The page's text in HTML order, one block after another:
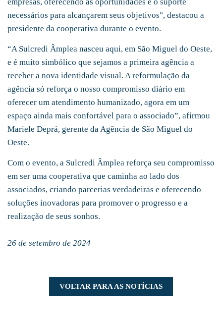
necessários para alcançarem seus objetivos", destacou a
presidente da cooperativa durante o evento.
“A Sulcredi Âmplea nasceu aqui, em São Miguel do Oeste,
e é muito simbólico que sejamos a primeira agência a
receber a nova identidade visual. A reformulação da
agência só reforça o nosso compromisso diário em
oferecer um atendimento humanizado, agora em um
espaço ainda mais confortável para o associado”, afirmou
Mariele Deprá, gerente da Agência de São Miguel do
Oeste.
Com o evento, a Sulcredi Âmplea reforça seu compromisso
em ser uma cooperativa que caminha ao lado dos
associados, criando parcerias verdadeiras e oferecendo
soluções inovadoras para promover o progresso e a
realização de seus sonhos.
26 de setembro de 2024
VOLTAR PARA AS NOTÍCIAS